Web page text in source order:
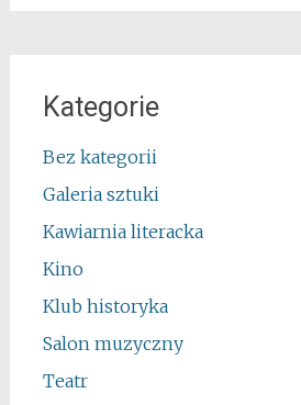
Kategorie
Bez kategorii
Galeria sztuki
Kawiarnia literacka
Kino
Klub historyka
Salon muzyczny
Teatr